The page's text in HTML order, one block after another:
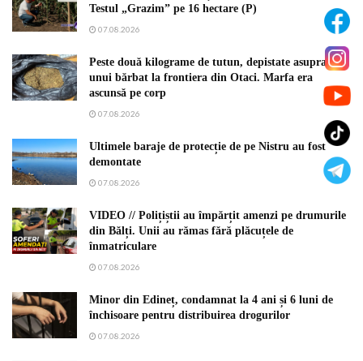
Testul „Grazim” pe 16 hectare (P)
07.08.2026
Peste două kilograme de tutun, depistate asupra
unui bărbat la frontiera din Otaci. Marfa era
ascunsă pe corp
07.08.2026
Ultimele baraje de protecție de pe Nistru au fost
demontate
07.08.2026
VIDEO // Polițiștii au împărțit amenzi pe drumurile
din Bălți. Unii au rămas fără plăcuțele de
înmatriculare
07.08.2026
Minor din Edineț, condamnat la 4 ani și 6 luni de
închisoare pentru distribuirea drogurilor
07.08.2026